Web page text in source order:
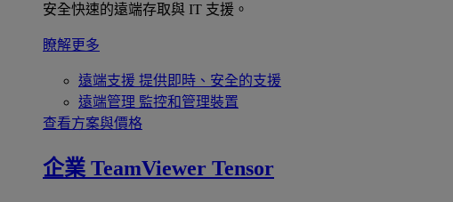
安全快速的遠端存取與 IT 支援。
瞭解更多
遠端支援 提供即時、安全的支援
遠端管理 監控和管理裝置
查看方案與價格
企業 TeamViewer Tensor